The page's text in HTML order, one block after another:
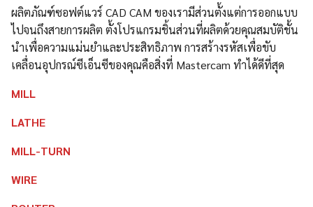
ผลิตภัณฑ์ซอฟต์แวร์ CAD CAM ของเรามีส่วนตั้งแต่การออกแบบ
ไปจนถึงสายการผลิต ตั้งโปรแกรมชิ้นส่วนที่ผลิตด้วยคุณสมบัติชั้น
นำเพื่อความแม่นยำและประสิทธิภาพ การสร้างรหัสเพื่อขับ
เคลื่อนอุปกรณ์ซีเอ็นซีของคุณคือสิ่งที่ Mastercam ทำได้ดีที่สุด
MILL
LATHE
MILL-TURN
WIRE